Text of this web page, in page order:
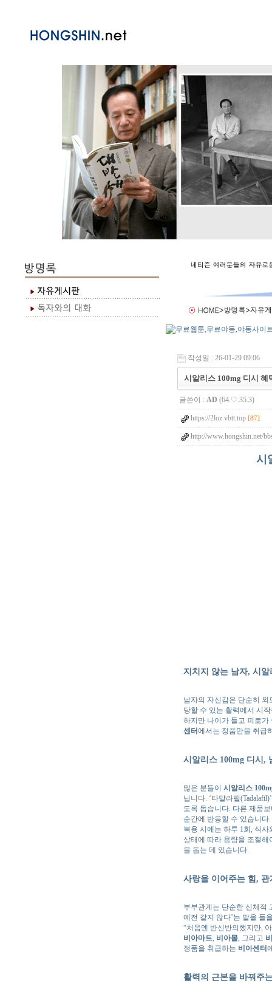
작성일 : 26-01-29 09:06
시알리스 100mg 디시
글쓴이 : AD (64.♡.35.3)
https://2loz.vbtt.top [87]
http://www.hongshin.net/
시
지치지 않는 남자, 시
남자의 자신감은 단순히
당할 수 있는 활력에서 시
하지만 나이가 들고 피로
센터에서는 정품만을 취급
시알리스 100mg 디시 ,
많은 분들이 시알리스
닙니다. ‘타달라필
도록 돕습니다. 다른 제품
순간에 반응할 수 있습니다.
복용 시에는 하루 1회, 식
상태에 따라 용량을 조절
을 돕는 데 있습니다.
사랑을 이어주는 힘, 관
부부관계는 단순한 신체적
예전 같지 않다’는 말을 들
“처음엔 반신반의했지만,
비아마트, 비아몰, 그리고
정품을 취급하는 비아센터
활력의 근본을 바꿔주